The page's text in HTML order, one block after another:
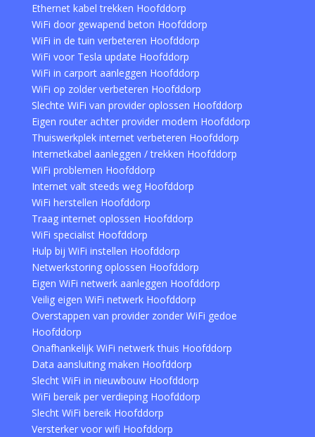
Ethernet kabel trekken Hoofddorp
WiFi door gewapend beton Hoofddorp
WiFi in de tuin verbeteren Hoofddorp
WiFi voor Tesla update Hoofddorp
WiFi in carport aanleggen Hoofddorp
WiFi op zolder verbeteren Hoofddorp
Slechte WiFi van provider oplossen Hoofddorp
Eigen router achter provider modem Hoofddorp
Thuiswerkplek internet verbeteren Hoofddorp
Internetkabel aanleggen / trekken Hoofddorp
WiFi problemen Hoofddorp
Internet valt steeds weg Hoofddorp
WiFi herstellen Hoofddorp
Traag internet oplossen Hoofddorp
WiFi specialist Hoofddorp
Hulp bij WiFi instellen Hoofddorp
Netwerkstoring oplossen Hoofddorp
Eigen WiFi netwerk aanleggen Hoofddorp
Veilig eigen WiFi netwerk Hoofddorp
Overstappen van provider zonder WiFi gedoe
Hoofddorp
Onafhankelijk WiFi netwerk thuis Hoofddorp
Data aansluiting maken Hoofddorp
Slecht WiFi in nieuwbouw Hoofddorp
WiFi bereik per verdieping Hoofddorp
Slecht WiFi bereik Hoofddorp
Versterker voor wifi Hoofddorp